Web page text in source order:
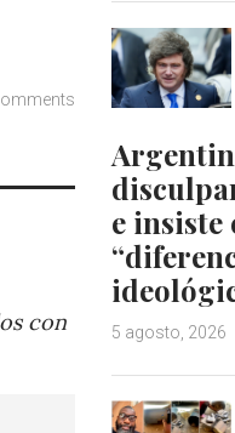
con
e insiste
5 agosto, 2026